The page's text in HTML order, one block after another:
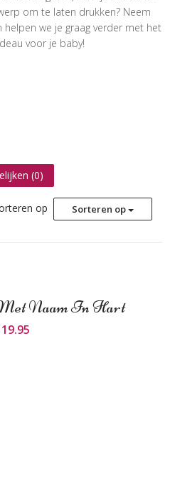
om te laten drukken? Neem
we je graag verder met het
voor je baby!
(0)
op Sorteren op
Naam In Hart